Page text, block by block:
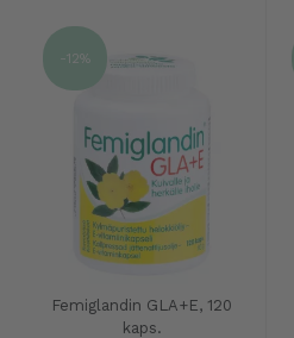
Femiglandin GLA+E, 120
kaps.
-12%